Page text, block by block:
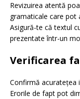
Revizuirea atentă
gramaticale care pot
Asigură-te că textul
prezentate într-un
Verificarea
Confirmă acuratețea
Erorile de fapt pot